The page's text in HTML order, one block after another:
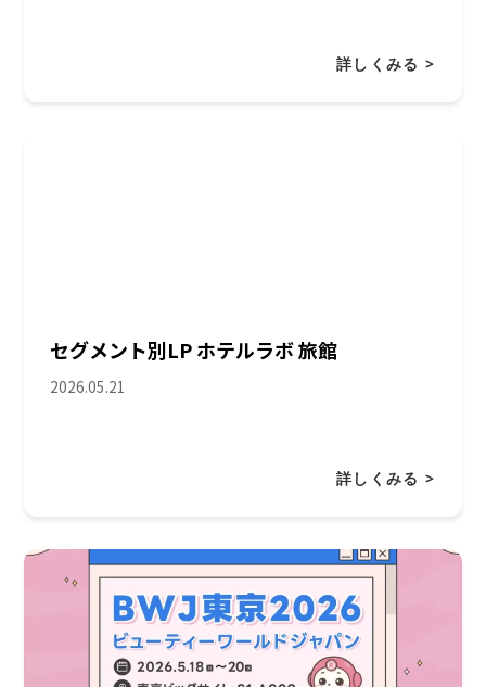
詳しくみる >
セグメント別LP ホテルラボ 旅館
2026.05.21
詳しくみる >